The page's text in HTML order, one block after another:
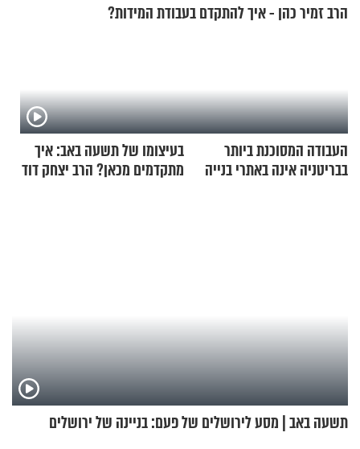
הרב זמיר כהן - איך להתקדם בעבודת המידות?
העבודה המסוכנת ביותר
בבריטניה אינה באתרי בנייה
בעיצומו של תשעה באב: איך
מתקדמים מכאן? הרב יצחק דוד
תשעה באב | מסע לירושלים של פעם: בניינה של ירושלים